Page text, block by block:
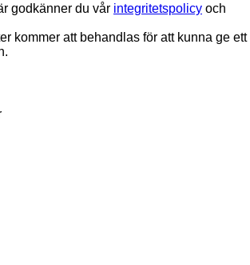
godkänner du vår integritetspolicy och
kommer att behandlas för att kunna ge ett